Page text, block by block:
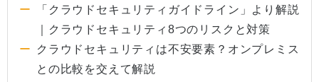
「クラウドセキュリティガイドライン」より解説
｜クラウドセキュリティ8つのリスクと対策
クラウドセキュリティは不安要素？オンプレミス
との比較を交えて解説